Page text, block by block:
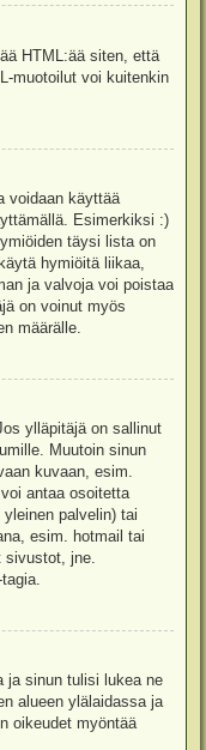
HTML:ää siten, että
muotoilut voi kuitenkin
voidaan käyttää
Esimerkiksi :)
täysi lista on
hymiöitä liikaa,
ja valvoja voi poistaa
on voinut myös
määrälle.
ylläpitäjä on sallinut
Muutoin sinun
kuvaan, esim.
antaa osoitetta
palvelin) tai
esim. hotmail tai
sivustot, jne.
ja sinun tulisi lukea ne
alueen ylälaidassa ja
oikeudet myöntää